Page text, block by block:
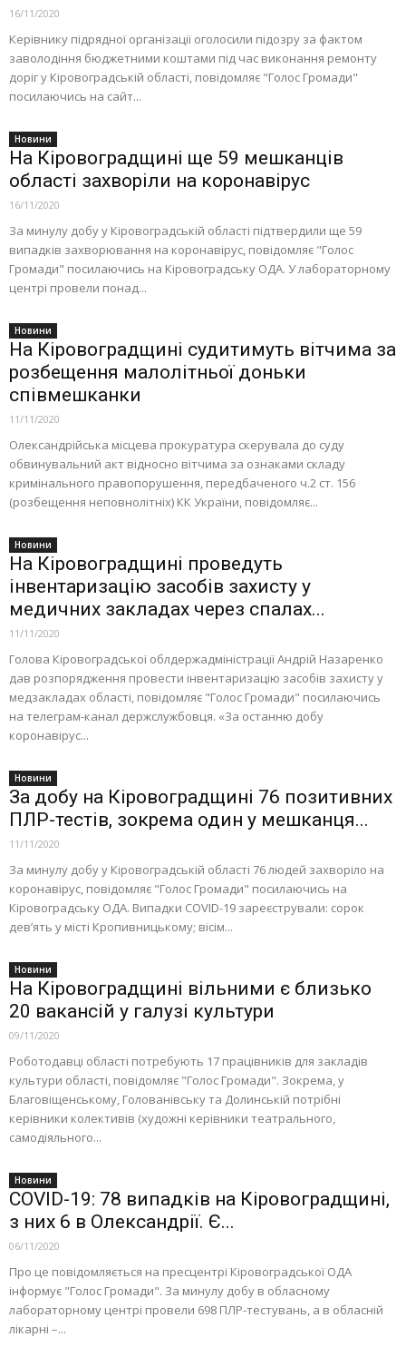
16/11/2020
Керівнику підрядної організації оголосили підозру за фактом
заволодіння бюджетними коштами під час виконання ремонту
доріг у Кіровоградській області, повідомляє "Голос Громади"
посилаючись на сайт...
Новини
На Кіровоградщині ще 59 мешканців
області захворіли на коронавірус
16/11/2020
За минулу добу у Кіровоградській області підтвердили ще 59
випадків захворювання на коронавірус, повідомляє "Голос
Громади" посилаючись на Кіровоградську ОДА. У лабораторному
центрі провели понад...
Новини
На Кіровоградщині судитимуть вітчима за
розбещення малолітньої доньки
співмешканки
11/11/2020
Олександрійська місцева прокуратура скерувала до суду
обвинувальний акт відносно вітчима за ознаками складу
кримінального правопорушення, передбаченого ч.2 ст. 156
(розбещення неповнолітніх) КК України, повідомляє...
Новини
На Кіровоградщині проведуть
інвентаризацію засобів захисту у
медичних закладах через спалах...
11/11/2020
Голова Кіровоградської облдержадміністрації Андрій Назаренко
дав розпорядження провести інвентаризацію засобів захисту у
медзакладах області, повідомляє "Голос Громади" посилаючись
на телеграм-канал держслужбовця. «За останню добу
коронавірус...
Новини
За добу на Кіровоградщині 76 позитивних
ПЛР-тестів, зокрема один у мешканця...
11/11/2020
За минулу добу у Кіровоградській області 76 людей захворіло на
коронавірус, повідомляє "Голос Громади" посилаючись на
Кіровоградську ОДА. Випадки COVID-19 зареєстрували: сорок
дев’ять у місті Кропивницькому; вісім...
Новини
На Кіровоградщині вільними є близько
20 вакансій у галузі культури
09/11/2020
Роботодавці області потребують 17 працівників для закладів
культури області, повідомляє "Голос Громади". Зокрема, у
Благовіщенському, Голованівську та Долинській потрібні
керівники колективів (художні керівники театрального,
самодіяльного...
Новини
COVID-19: 78 випадків на Кіровоградщині,
з них 6 в Олександрії. Є...
06/11/2020
Про це повідомляється на пресцентрі Кіровоградської ОДА
інформує "Голос Громади". За минулу добу в обласному
лабораторному центрі провели 698 ПЛР-тестувань, а в обласній
лікарні –...